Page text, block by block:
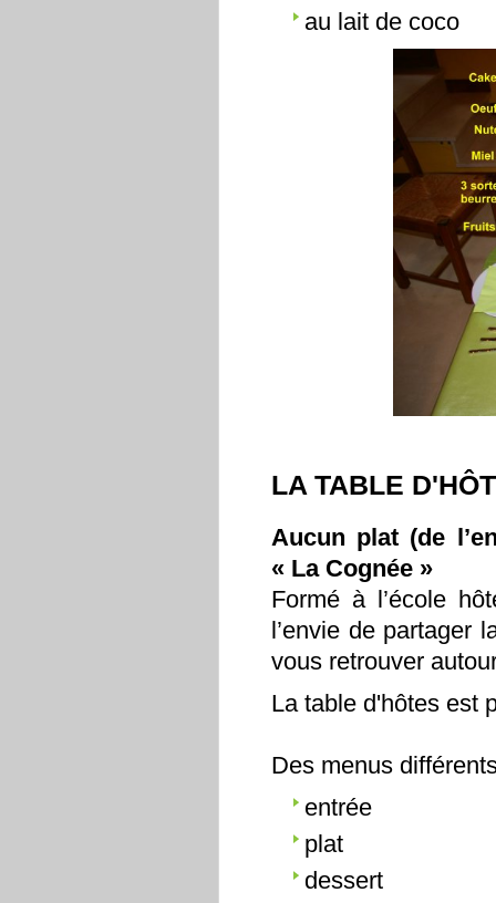
au lait de coco
LA TABLE
Aucun plat (de
« La Cognée »
Formé à l’école
l’envie de partager
vous retrouver
La table d'hôtes est
Des menus
entrée
plat
dessert